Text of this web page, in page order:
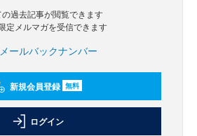
の過去記事が閲覧できます
定メルマガを受信できます
メールバックナンバー
新規会員登録 無料
ログイン